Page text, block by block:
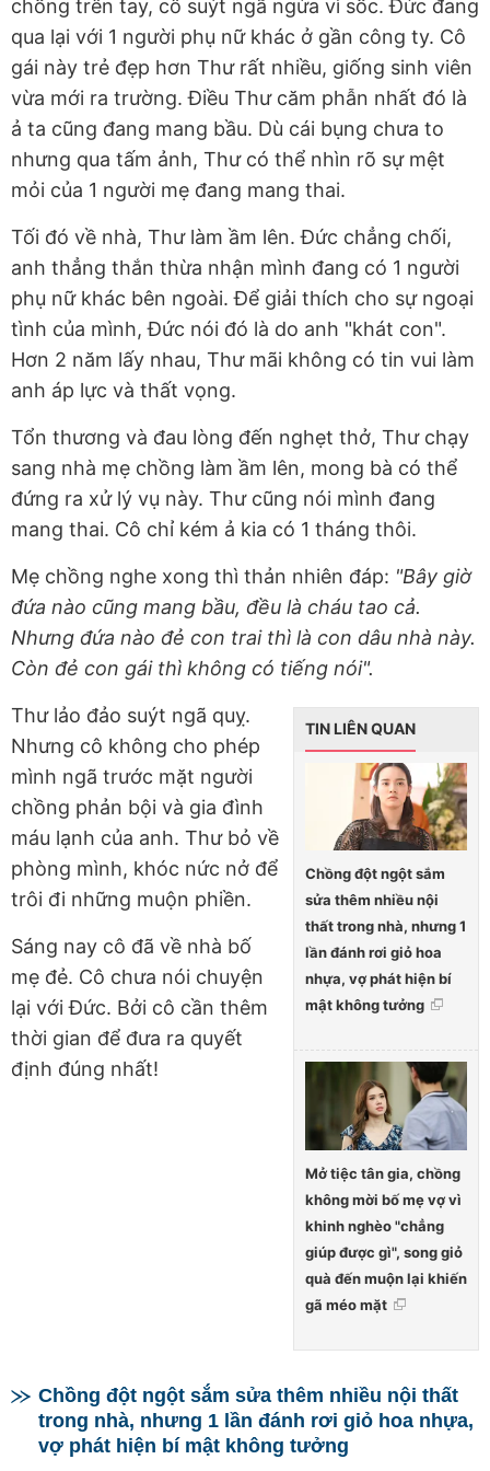
chồng trên tay, cô suýt ngã ngửa vì sốc. Đức đang
qua lại với 1 người phụ nữ khác ở gần công ty. Cô
gái này trẻ đẹp hơn Thư rất nhiều, giống sinh viên
vừa mới ra trường. Điều Thư căm phẫn nhất đó là
ả ta cũng đang mang bầu. Dù cái bụng chưa to
nhưng qua tấm ảnh, Thư có thể nhìn rõ sự mệt
mỏi của 1 người mẹ đang mang thai.
Tối đó về nhà, Thư làm ầm lên. Đức chẳng chối,
anh thẳng thắn thừa nhận mình đang có 1 người
phụ nữ khác bên ngoài. Để giải thích cho sự ngoại
tình của mình, Đức nói đó là do anh "khát con".
Hơn 2 năm lấy nhau, Thư mãi không có tin vui làm
anh áp lực và thất vọng.
Tổn thương và đau lòng đến nghẹt thở, Thư chạy
sang nhà mẹ chồng làm ầm lên, mong bà có thể
đứng ra xử lý vụ này. Thư cũng nói mình đang
mang thai. Cô chỉ kém ả kia có 1 tháng thôi.
Mẹ chồng nghe xong thì thản nhiên đáp: "Bây giờ
đứa nào cũng mang bầu, đều là cháu tao cả.
Nhưng đứa nào đẻ con trai thì là con dâu nhà này.
Còn đẻ con gái thì không có tiếng nói".
TIN LIÊN QUAN
Chồng đột ngột sắm
sửa thêm nhiều nội
thất trong nhà, nhưng 1
lần đánh rơi giỏ hoa
nhựa, vợ phát hiện bí
mật không tưởng
Mở tiệc tân gia, chồng
không mời bố mẹ vợ vì
khinh nghèo "chẳng
giúp được gì", song giỏ
quà đến muộn lại khiến
gã méo mặt
Thư lảo đảo suýt ngã quỵ.
Nhưng cô không cho phép
mình ngã trước mặt người
chồng phản bội và gia đình
máu lạnh của anh. Thư bỏ về
phòng mình, khóc nức nở để
trôi đi những muộn phiền.
Sáng nay cô đã về nhà bố
mẹ đẻ. Cô chưa nói chuyện
lại với Đức. Bởi cô cần thêm
thời gian để đưa ra quyết
định đúng nhất!
Chồng đột ngột sắm sửa thêm nhiều nội thất
trong nhà, nhưng 1 lần đánh rơi giỏ hoa nhựa,
vợ phát hiện bí mật không tưởng